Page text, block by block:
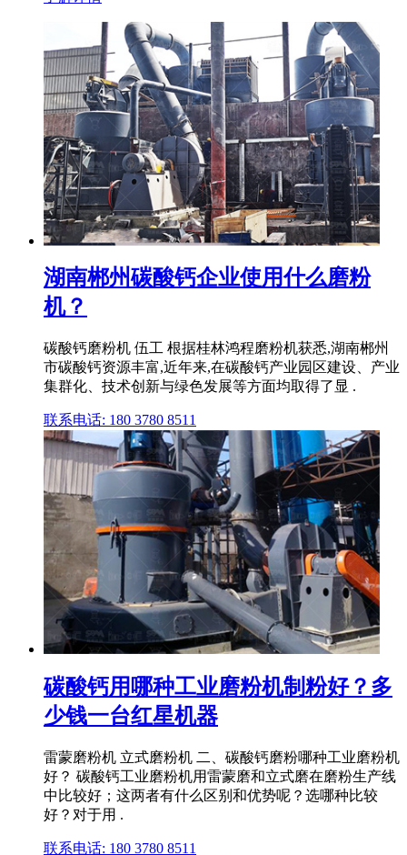
湖南郴州碳酸钙企业使用什么磨粉
机？
碳酸钙磨粉机 伍工 根据桂林鸿程磨粉机获悉,湖南郴州
市碳酸钙资源丰富,近年来,在碳酸钙产业园区建设、产业
集群化、技术创新与绿色发展等方面均取得了显 .
联系电话: 180 3780 8511
碳酸钙用哪种工业磨粉机制粉好？多
少钱一台红星机器
雷蒙磨粉机 立式磨粉机 二、碳酸钙磨粉哪种工业磨粉机
好？ 碳酸钙工业磨粉机用雷蒙磨和立式磨在磨粉生产线
中比较好；这两者有什么区别和优势呢？选哪种比较
好？对于用 .
联系电话: 180 3780 8511